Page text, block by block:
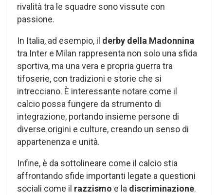
rivalità tra le squadre sono vissute con
passione.
In Italia, ad esempio, il derby della Madonnina
tra Inter e Milan rappresenta non solo una sfida
sportiva, ma una vera e propria guerra tra
tifoserie, con tradizioni e storie che si
intrecciano. È interessante notare come il
calcio possa fungere da strumento di
integrazione, portando insieme persone di
diverse origini e culture, creando un senso di
appartenenza e unità.
Infine, è da sottolineare come il calcio stia
affrontando sfide importanti legate a questioni
sociali come il razzismo e la discriminazione.